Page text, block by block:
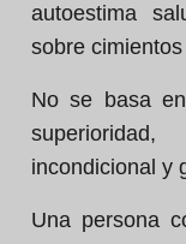
autoestima
sobre
No se basa
incondicional y
Una persona